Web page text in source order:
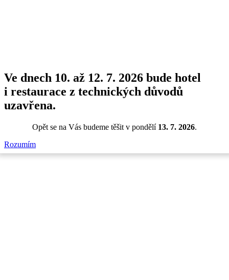
Ve dnech 10. až 12. 7. 2026 bude hotel
i restaurace z technických důvodů
uzavřena.
Opět se na Vás budeme těšit v pondělí 13. 7. 2026.
Rozumím